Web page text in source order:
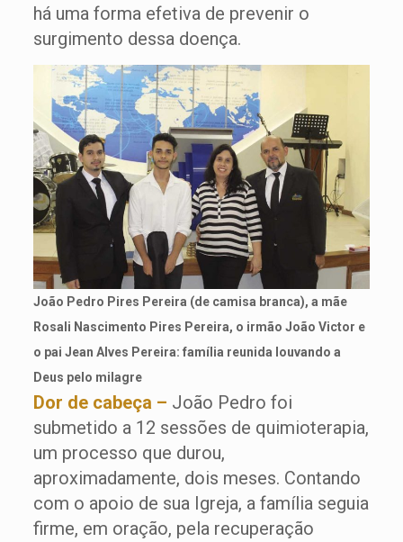
há uma forma efetiva de prevenir o
surgimento dessa doença.
João Pedro Pires Pereira (de camisa branca), a mãe
Rosali Nascimento Pires Pereira, o irmão João Victor e
o pai Jean Alves Pereira: família reunida louvando a
Deus pelo milagre
Dor de cabeça – João Pedro foi
submetido a 12 sessões de quimioterapia,
um processo que durou,
aproximadamente, dois meses. Contando
com o apoio de sua Igreja, a família seguia
firme, em oração, pela recuperação